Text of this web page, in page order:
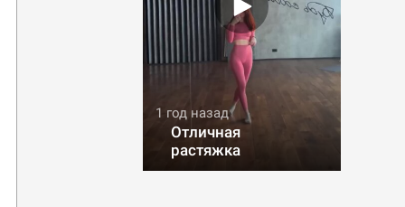
1 год назад
Отличная
растяжка